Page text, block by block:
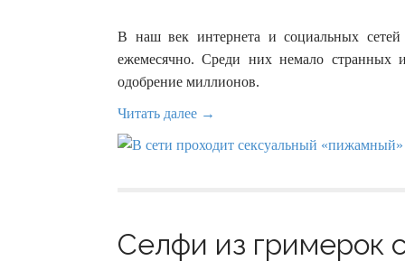
В наш век интернета и социальных сетей
ежемесячно. Среди них немало
одобрение миллионов.
Читать далее →
Селфи из гримерок